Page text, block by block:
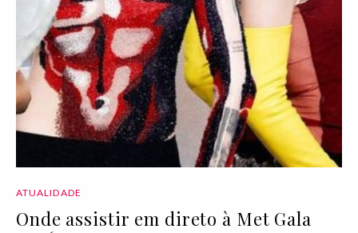
ATUALIDADE
Onde assistir em direto à Met Gala